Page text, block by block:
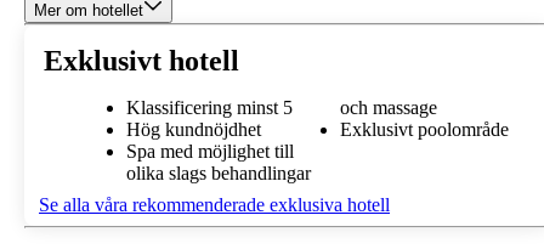
Mer om hotellet
Exklusivt hotell
Klassificering minst 5
Hög kundnöjdhet
Spa med möjlighet till
olika slags behandlingar
och massage
Exklusivt poolområde
Se alla våra rekommenderade exklusiva hotell